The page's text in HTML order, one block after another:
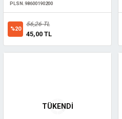
PLSN.98600190200
%20
56,26 TL
45,00 TL
TÜKENDİ